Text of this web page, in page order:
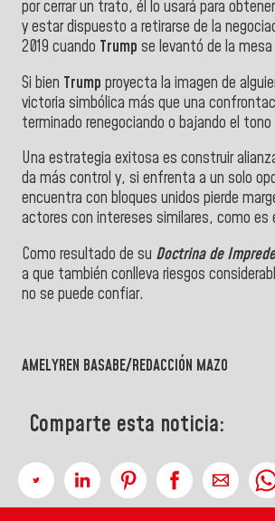
por cerrar un trato, él lo usará para
y estar dispuesto a retirarse de la
2019 cuando Trump se levantó de la
Si bien Trump proyecta la imagen de
victoria simbólica más que una
terminado renegociando o bajando el
Una estrategia exitosa es construir
da más control y, si enfrenta a un solo
encuentra con bloques unidos pierde
actores con intereses similares, como es
Como resultado de su Doctrina de
a que también conlleva riesgos
no se puede confiar.
AMELYREN BASABE/REDACCIÓN MAZO
Comparte esta noticia: